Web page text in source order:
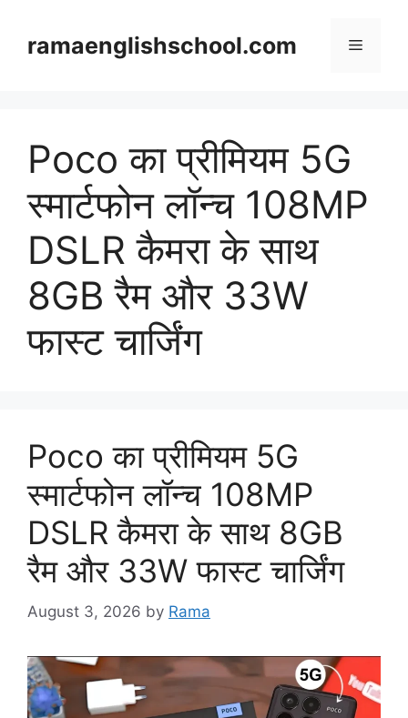
contentramaenglishschool.com Menu
Poco का प्रीमियम 5G
स्मार्टफोन लॉन्च 108MP
DSLR कैमरा के साथ
8GB रैम और 33W
फास्ट चार्जिंग
Poco का प्रीमियम 5G
स्मार्टफोन लॉन्च 108MP
DSLR कैमरा के साथ 8GB
रैम और 33W फास्ट चार्जिंग
August 3, 2026 by Rama